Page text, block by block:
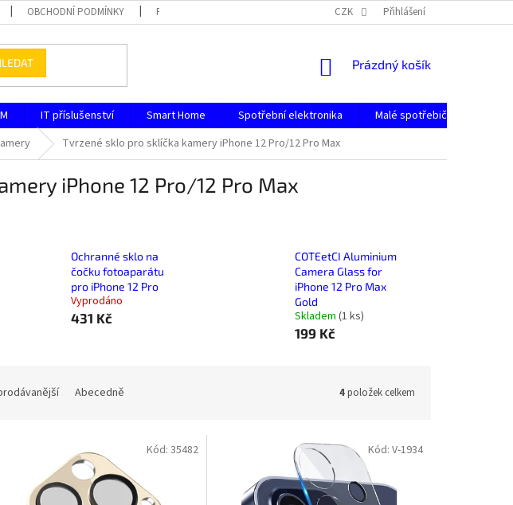
OBCHODNÍ PODMÍNKY PODMÍNKY OCHRANY OSOBNÍCH ÚDAJŮ CZK Přihlášení
NÁKUPNÍ
Prázdný košík
IT příslušenství Smart Home Spotřební elektronika Malé spotřebiče
Tvrzené sklo pro sklíčka kamery iPhone 12 Pro/12 Pro Max
iPhone 12 Pro/12 Pro Max
Ochranné sklo na
čočku fotoaparátu
pro iPhone 12 Pro
Vyprodáno
431 Kč
COTEetCI Aluminium
Camera Glass for
iPhone 12 Pro Max
Gold
Skladem (1 ks)
199 Kč
Abecedně 4položek celkem
Kód: 35482 Kód: V-1934